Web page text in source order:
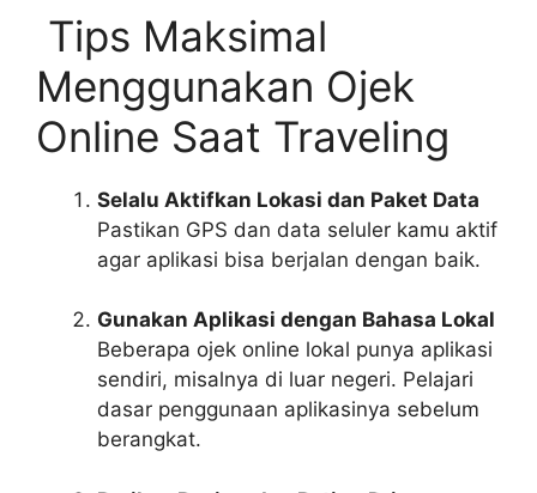
Tips Maksimal
Menggunakan Ojek
Online Saat Traveling
Selalu Aktifkan Lokasi dan Paket Data
Pastikan GPS dan data seluler kamu aktif
agar aplikasi bisa berjalan dengan baik.
Gunakan Aplikasi dengan Bahasa Lokal
Beberapa ojek online lokal punya aplikasi
sendiri, misalnya di luar negeri. Pelajari
dasar penggunaan aplikasinya sebelum
berangkat.